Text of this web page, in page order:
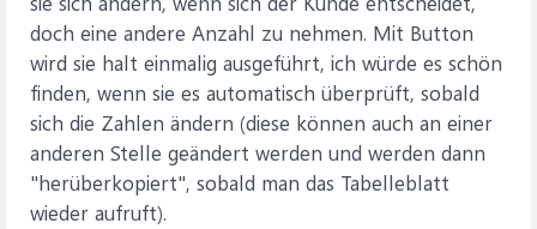
doch eine andere Anzahl zu nehmen. Mit Button
wird sie halt einmalig ausgeführt, ich würde es schön
finden, wenn sie es automatisch überprüft, sobald
sich die Zahlen ändern (diese können auch an einer
anderen Stelle geändert werden und werden dann
"herüberkopiert", sobald man das Tabelleblatt
wieder aufruft).